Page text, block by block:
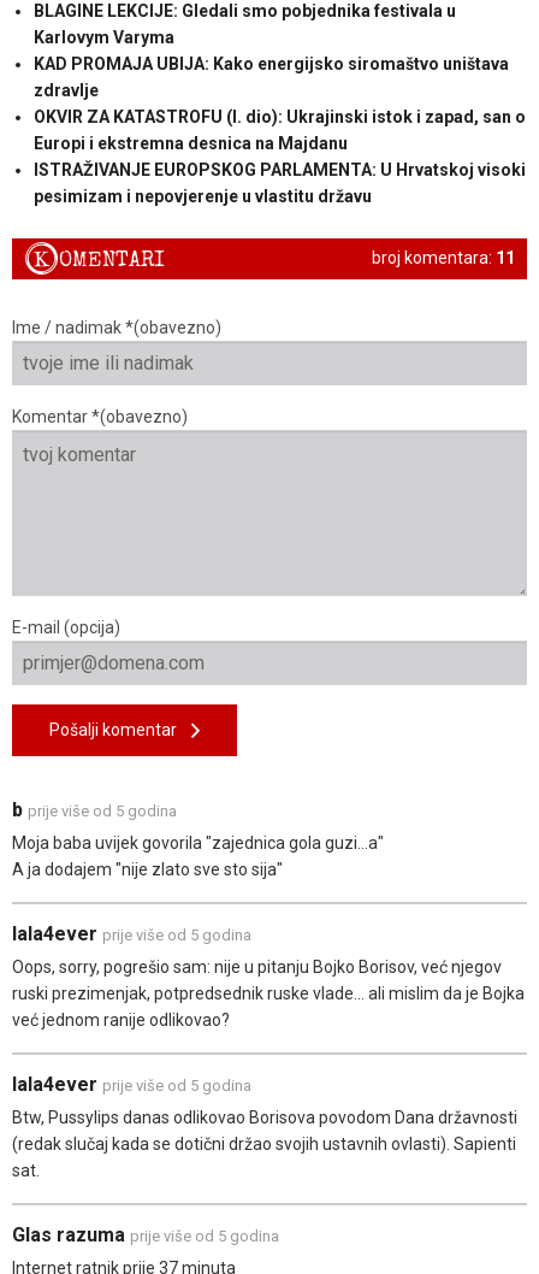
BLAGINE LEKCIJE: Gledali smo pobjednika festivala u
Karlovym Varyma
KAD PROMAJA UBIJA: Kako energijsko siromaštvo uništava
zdravlje
OKVIR ZA KATASTROFU (I. dio): Ukrajinski istok i zapad, san o
Europi i ekstremna desnica na Majdanu
ISTRAŽIVANJE EUROPSKOG PARLAMENTA: U Hrvatskoj visoki
pesimizam i nepovjerenje u vlastitu državu
broj komentara: 11
KOMENTARI
Ime / nadimak *(obavezno)
Komentar *(obavezno)
E-mail (opcija)
Pošalji komentar
b prije više od 5 godina
Moja baba uvijek govorila "zajednica gola guzi...a"
A ja dodajem "nije zlato sve sto sija"
lala4ever prije više od 5 godina
Oops, sorry, pogrešio sam: nije u pitanju Bojko Borisov, već njegov
ruski prezimenjak, potpredsednik ruske vlade... ali mislim da je Bojka
već jednom ranije odlikovao?
lala4ever prije više od 5 godina
Btw, Pussylips danas odlikovao Borisova povodom Dana državnosti
(redak slučaj kada se dotični držao svojih ustavnih ovlasti). Sapienti
sat.
Glas razuma prije više od 5 godina
Internet ratnik prije 37 minuta